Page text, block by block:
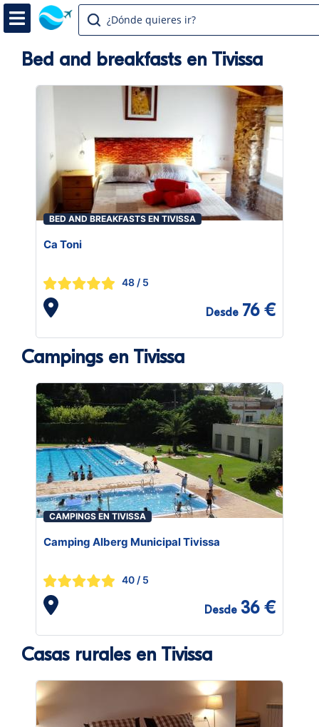
¿Dónde quieres ir?
Bed and breakfasts en Tivissa
BED AND BREAKFASTS EN TIVISSA
Ca Toni
48 / 5
Desde 76 €
Campings en Tivissa
CAMPINGS EN TIVISSA
Camping Alberg Municipal Tivissa
40 / 5
Desde 36 €
Casas rurales en Tivissa